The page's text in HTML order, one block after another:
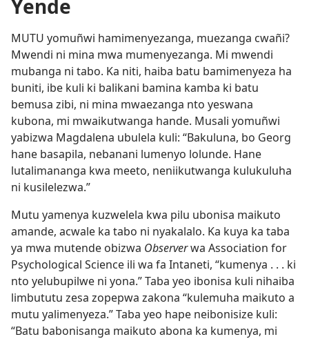
Yende
MUTU yomuñwi hamimenyezanga, muezanga cwañi?
Mwendi ni mina mwa mumenyezanga. Mi mwendi
mubanga ni tabo. Ka niti, haiba batu bamimenyeza ha
buniti, ibe kuli ki balikani bamina kamba ki batu
bemusa zibi, ni mina mwaezanga nto yeswana
kubona, mi mwaikutwanga hande. Musali yomuñwi
yabizwa Magdalena ubulela kuli: “Bakuluna, bo Georg
hane basapila, nebanani lumenyo lolunde. Hane
lutalimananga kwa meeto, neniikutwanga kulukuluha
ni kusilelezwa.”
Mutu yamenya kuzwelela kwa pilu ubonisa maikuto
amande, acwale ka tabo ni nyakalalo. Ka kuya ka taba
ya mwa mutende obizwa Observerwa Association for
Psychological Science ili wa fa Intaneti, “kumenya . . . ki
nto yelubupilwe ni yona.” Taba yeo ibonisa kuli nihaiba
limbututu zesa zopepwa zakona “kulemuha maikuto a
mutu yalimenyeza.” Taba yeo hape neibonisize kuli:
“Batu babonisanga maikuto abona ka kumenya, mi